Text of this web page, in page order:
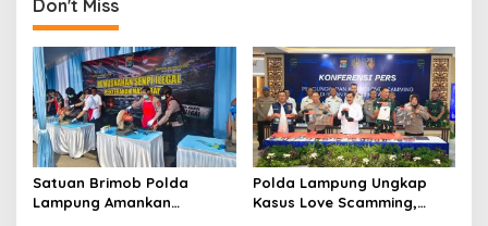
Don't Miss
Satuan Brimob Polda
Lampung Amankan
Polda Lampung Ungkap
Kasus Love Scamming,